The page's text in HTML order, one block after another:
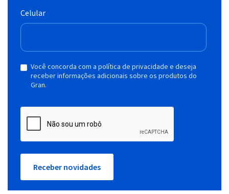
Celular
Você concorda com a política de privacidade e deseja
receber informações adicionais sobre os produtos do
Gran.
Receber novidades